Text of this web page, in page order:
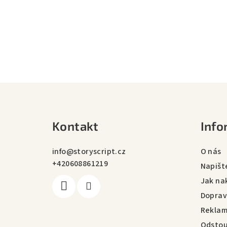
Kontakt
info@storyscript.cz
+420608861219
O nás
Jak